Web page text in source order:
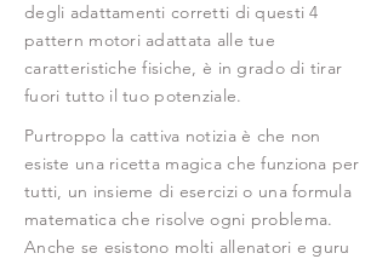
degli adattamenti corretti di questi 4
pattern motori adattata alle tue
caratteristiche fisiche, è in grado di tirar
fuori tutto il tuo potenziale.
Purtroppo la cattiva notizia è che non
esiste una ricetta magica che funziona per
tutti, un insieme di esercizi o una formula
matematica che risolve ogni problema.
Anche se esistono molti allenatori e guru